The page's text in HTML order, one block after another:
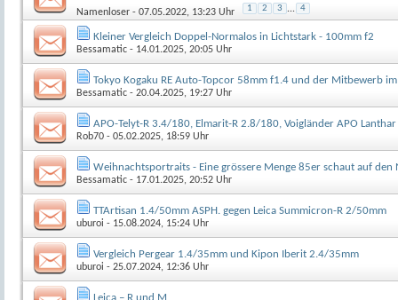
Namenloser - 07.05.2022, 13:23 Uhr 1 2 3 ... 4
Kleiner Vergleich Doppel-Normalos in Lichtstark - 100mm f2
Bessamatic - 14.01.2025, 20:05 Uhr
Tokyo Kogaku RE Auto-Topcor 58mm f1.4 und der Mitbewerb
Bessamatic - 20.04.2025, 19:27 Uhr
APO-Telyt-R 3.4/180, Elmarit-R 2.8/180, Voigländer APO
Rob70 - 05.02.2025, 18:59 Uhr
Weihnachtsportraits - Eine grössere Menge 85er schaut auf den
Bessamatic - 17.01.2025, 20:52 Uhr
TTArtisan 1.4/50mm ASPH. gegen Leica Summicron-R 2/50mm
uburoi - 15.08.2024, 15:24 Uhr
Vergleich Pergear 1.4/35mm und Kipon Iberit 2.4/35mm
uburoi - 25.07.2024, 12:36 Uhr
Leica – R und M